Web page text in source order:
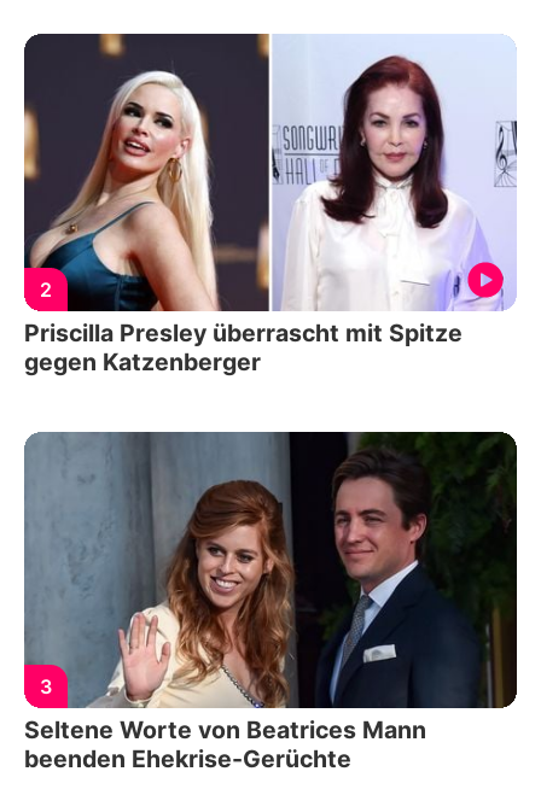
2
Priscilla Presley überrascht mit Spitze
gegen Katzenberger
3
Seltene Worte von Beatrices Mann
beenden Ehekrise-Gerüchte